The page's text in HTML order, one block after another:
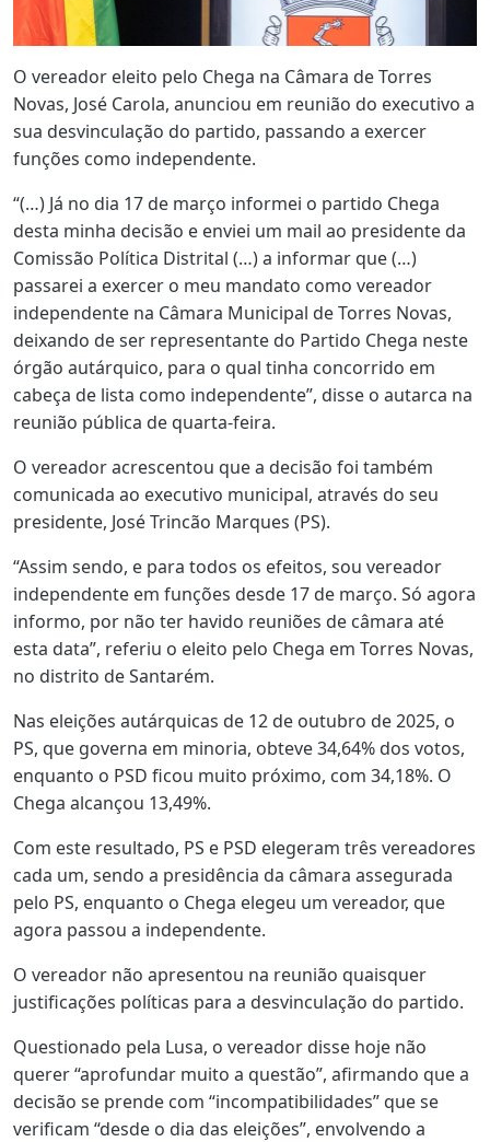
O vereador eleito pelo Chega na Câmara de Torres
Novas, José Carola, anunciou em reunião do executivo a
sua desvinculação do partido, passando a exercer
funções como independente.
“(…) Já no dia 17 de março informei o partido Chega
desta minha decisão e enviei um mail ao presidente da
Comissão Política Distrital (…) a informar que (…)
passarei a exercer o meu mandato como vereador
independente na Câmara Municipal de Torres Novas,
deixando de ser representante do Partido Chega neste
órgão autárquico, para o qual tinha concorrido em
cabeça de lista como independente”, disse o autarca na
reunião pública de quarta-feira.
O vereador acrescentou que a decisão foi também
comunicada ao executivo municipal, através do seu
presidente, José Trincão Marques (PS).
“Assim sendo, e para todos os efeitos, sou vereador
independente em funções desde 17 de março. Só agora
informo, por não ter havido reuniões de câmara até
esta data”, referiu o eleito pelo Chega em Torres Novas,
no distrito de Santarém.
Nas eleições autárquicas de 12 de outubro de 2025, o
PS, que governa em minoria, obteve 34,64% dos votos,
enquanto o PSD ficou muito próximo, com 34,18%. O
Chega alcançou 13,49%.
Com este resultado, PS e PSD elegeram três vereadores
cada um, sendo a presidência da câmara assegurada
pelo PS, enquanto o Chega elegeu um vereador, que
agora passou a independente.
O vereador não apresentou na reunião quaisquer
justificações políticas para a desvinculação do partido.
Questionado pela Lusa, o vereador disse hoje não
querer “aprofundar muito a questão”, afirmando que a
decisão se prende com “incompatibilidades” que se
verificam “desde o dia das eleições”, envolvendo a